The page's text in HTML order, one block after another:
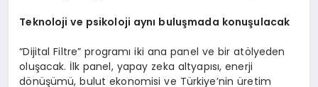
Teknoloji ve psikoloji aynı buluşmada konuşulacak
“Dijital Filtre” programı iki ana panel ve bir atölyeden
oluşacak. İlk panel, yapay zeka altyapısı, enerji
dönüşümü, bulut ekonomisi ve Türkiye’nin üretim